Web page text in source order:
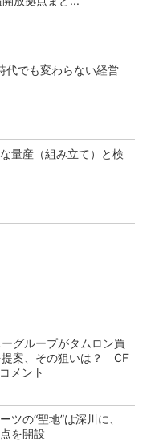
代でも変わらない経営
量産（組み立て）と検
ーグループがタムロン買
提案、その狙いは？ CF
メント
ツの“聖地”は深川に、
を開設